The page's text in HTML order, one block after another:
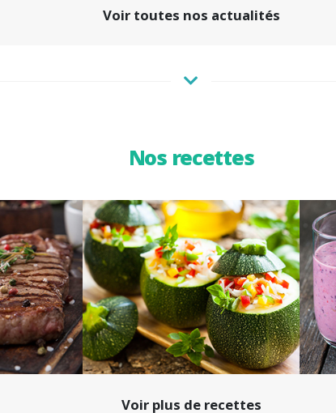
Voir toutes nos actualités
Nos recettes
Voir plus de recettes